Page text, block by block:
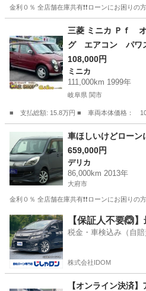
金利０％ 全店舗在庫共有❗️❗️ローンにお困り
その他 ローン
三菱 ミニカ Ｐｆ
グ エアコン パワス
108,000円
ミニカ
111,000km 1999年
岐阜県 関市
■ 支払総額: 15.8万円 ■ 車両本体価格：
岐阜 関市 ミニカ
車ほしいけどローン
659,000円
デリカ
86,000km 2013年
大府市
金利０％ 全店舗在庫共有❗️❗️ローンにお困り
愛知 大府市 デリカ ローン
【保証人不要🙆
税金・車検込み（自
株式会社IDOM
【オンライン決済